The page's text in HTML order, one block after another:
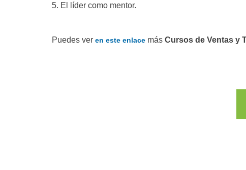
5. El líder como mentor.
Puedes ver en este enlace más Cursos de Ventas y